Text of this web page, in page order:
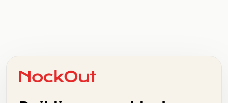
+   .   .   .   .   .   .   .   .   .   +   .   .